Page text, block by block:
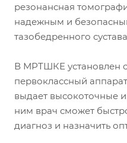
резонансная
надежным и
тазобедренного
В МРТШКЕ установлен
первоклассный
выдает высокоточные
ним врач сможет
диагноз и назначить